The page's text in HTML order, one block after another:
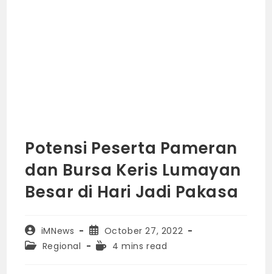
Potensi Peserta Pameran
dan Bursa Keris Lumayan
Besar di Hari Jadi Pakasa
Post
author:
iMNews
Post
published:
October 27, 2022
PostRegional
Reading4 mins read